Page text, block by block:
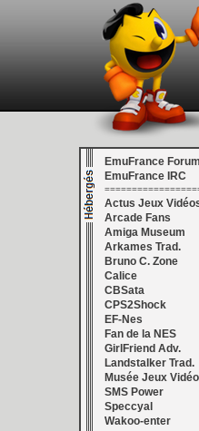
EmuFrance Forum
EmuFrance IRC
Actus Jeux
Arcade Fans
Amiga Museum
Arkames Trad.
Bruno C. Zone
Calice
CBSata
CPS2Shock
EF-Nes
Fan de la NES
GirlFriend Adv.
Landstalker Trad.
Musée Jeux
SMS Power
Speccyal
Wakoo-enter